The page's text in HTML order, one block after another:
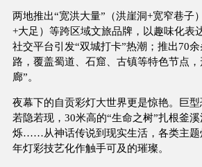
两地推出“宽洪大量”（洪崖洞+宽窄巷子
+大足）等跨区域文旅品牌，以趣味化表
社交平台引发“双城打卡”热潮；推出70
路，覆盖蜀道、石窟、古镇等特色节点
廊”。
夜幕下的自贡彩灯大世界更是惊艳。巨型
若隐若现，30米高的“生命之树”扎根釜
烁……从神话传说到现实生活，各类主题
年灯彩技艺化作触手可及的璀璨。